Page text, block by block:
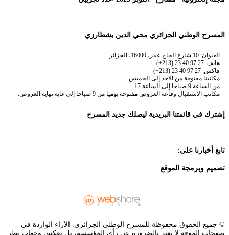
المسرح الوطني الجزائري محي الدين بشطارزي
العنوان: 10 شارع الحاج عمر، 16000، الجزائر
هاتف: 27 97 40 23 (213+)
فاكس: 27 97 40 23 (213+)
مكاتبنا مفتوحة من الاحد إلى الخميس
من الساعة 9 صباحا إلى الساعة 17 .
مكاتب الاستقبال وقاعة العروض مفتوحة يوميا من 9 صباحا إلى غاية نهاية العروض.
إشترك في قائمتنا البريدية ليصلك جديد المسرح
تابع أخبارنا على:
تصميم وبرمجة الموقع
© جميع الحقوق محفوظة للمسرح الوطني الجزائري. الآراء الواردة في
صفحات الموقع لا تعبر بالضرورة عن رأي المؤسسة، بل تعكس وجهات نظر